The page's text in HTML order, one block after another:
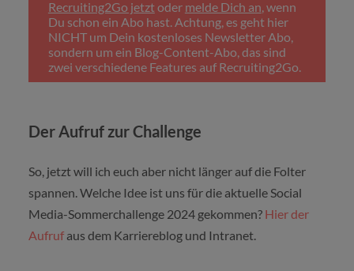
Recruiting2Go jetztoder melde Dich an, wenn
Du schon ein Abo hast. Achtung, es geht hier
NICHT um Dein kostenloses Newsletter Abo,
sondern um ein Blog-Content-Abo, das sind
zwei verschiedene Features auf Recruiting2Go.
Der Aufruf zur Challenge
So, jetzt will ich euch aber nicht länger auf die Folter
spannen. Welche Idee ist uns für die aktuelle Social
Media-Sommerchallenge 2024 gekommen? Hier der
Aufrufaus dem Karriereblog und Intranet.